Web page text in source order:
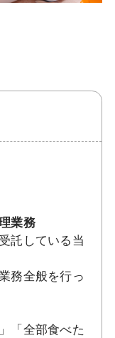
業務
託している当
務全般を行っ
「全部食べた